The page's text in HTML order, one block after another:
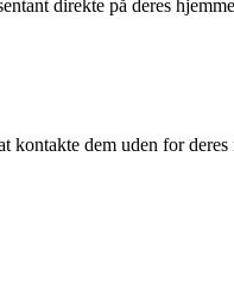
direkte på deres
dem uden for